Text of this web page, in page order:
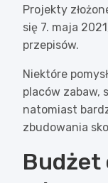
Projekty
się 7. maja
przepisów.
Niektóre
placów zabaw,
natomiast
zbudowania
Budżet